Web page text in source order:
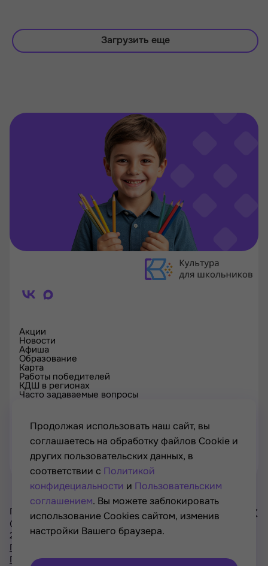
Загрузить еще
Акции
Новости
Афиша
Образование
Карта
Работы победителей
КДШ в регионах
Часто задаваемые вопросы
Проверка сертификата
Контакты
Проект Минкультуры России, Минпросвещения России
© РОСКУЛЬТПРОЕКТ, Российский фонд культуры, 2021—
2026
Политика конфиденциальности
Пользовательское соглашение
Продолжая использовать наш сайт, вы
соглашаетесь на обработку файлов Cookie и
других пользовательских данных, в
соответствии с Политикой
конфидециальности и Пользовательским
соглашением. Вы можете заблокировать
использование Cookies сайтом, изменив
настройки Вашего браузера.